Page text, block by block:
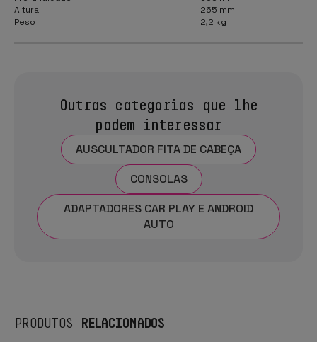
Altura
265 mm
Peso
2,2 kg
Outras categorias que lhe
podem interessar
AUSCULTADOR FITA DE CABEÇA
CONSOLAS
ADAPTADORES CAR PLAY E ANDROID
AUTO
PRODUTOS RELACIONADOS